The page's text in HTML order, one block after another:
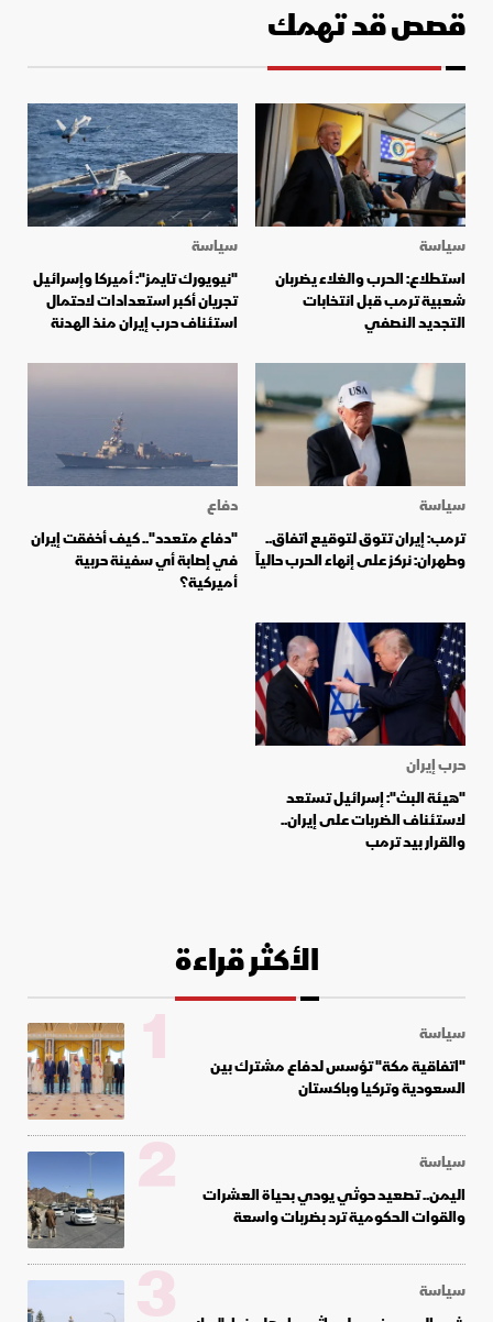
قصص قد تهمك
سياسة
استطلاع: الحرب والغلاء يضربان
شعبية ترمب قبل انتخابات
التجديد النصفي
سياسة
"نيويورك تايمز": أميركا وإسرائيل
تجريان أكبر استعدادات لاحتمال
استئناف حرب إيران منذ الهدنة
سياسة
ترمب: إيران تتوق لتوقيع اتفاق..
وطهران: نركز على إنهاء الحرب حالياً
دفاع
"دفاع متعدد".. كيف أخفقت إيران
في إصابة أي سفينة حربية
أميركية؟
حرب إيران
"هيئة البث": إسرائيل تستعد
لاستئناف الضربات على إيران..
والقرار بيد ترمب
الأكثر قراءة
سياسة
"اتفاقية مكة" تؤسس لدفاع مشترك بين
السعودية وتركيا وباكستان
1
سياسة
اليمن.. تصعيد حوثي يودي بحياة العشرات
والقوات الحكومية ترد بضربات واسعة
2
سياسة
3